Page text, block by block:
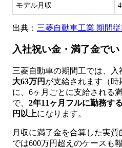
モデル月収
出典： 三菱自動車工業 期間
入社祝い金・満了金でい
三菱自動車の期間工では、入
大63万円 が支給されます（時
に、6ヶ月ごとに支給される
で、 2年11ヶ月フルに勤務す
円以上になります。
月収に満了金を合算した実
では600万円超えのケースも